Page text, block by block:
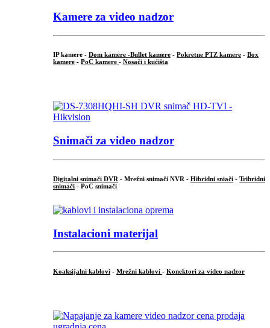
Kamere za video nadzor
IP kamere - Dom kamere -Bullet kamere - Pokretne PTZ kamere - Box
kamere - PoC kamere - Nosači i kućišta
Snimači za video nadzor
Digitalni snimači DVR - Mrežni snimači NVR - Hibridni sniači - Tribridni
snimači - PoC snimači
Instalacioni materijal
Koaksijalni kablovi - Mrežni kablovi - Konektori za video nadzor